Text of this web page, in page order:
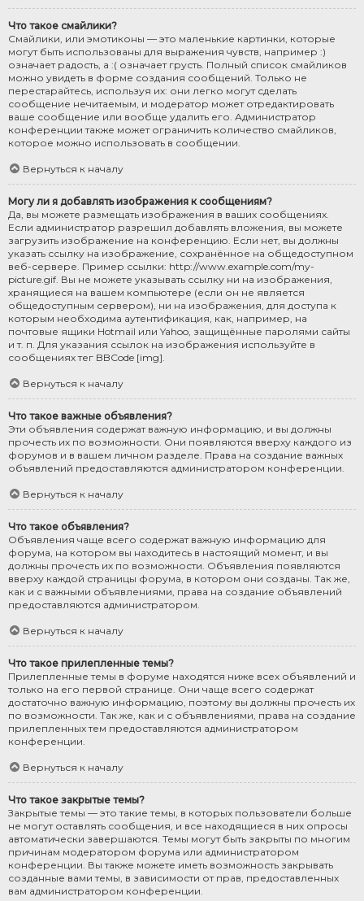
Что такое смайлики?
Смайлики, или эмотиконы — это маленькие картинки, которые
могут быть использованы для выражения чувств, например :)
означает радость, а :( означает грусть. Полный список смайликов
можно увидеть в форме создания сообщений. Только не
перестарайтесь, используя их: они легко могут сделать
сообщение нечитаемым, и модератор может отредактировать
ваше сообщение или вообще удалить его. Администратор
конференции также может ограничить количество смайликов,
которое можно использовать в сообщении.
Вернуться к началу
Могу ли я добавлять изображения к сообщениям?
Да, вы можете размещать изображения в ваших сообщениях.
Если администратор разрешил добавлять вложения, вы можете
загрузить изображение на конференцию. Если нет, вы должны
указать ссылку на изображение, сохранённое на общедоступном
веб-сервере. Пример ссылки: http://www.example.com/my-
picture.gif. Вы не можете указывать ссылку ни на изображения,
хранящиеся на вашем компьютере (если он не является
общедоступным сервером), ни на изображения, для доступа к
которым необходима аутентификация, как, например, на
почтовые ящики Hotmail или Yahoo, защищённые паролями сайты
и т. п. Для указания ссылок на изображения используйте в
сообщениях тег BBCode [img].
Вернуться к началу
Что такое важные объявления?
Эти объявления содержат важную информацию, и вы должны
прочесть их по возможности. Они появляются вверху каждого из
форумов и в вашем личном разделе. Права на создание важных
объявлений предоставляются администратором конференции.
Вернуться к началу
Что такое объявления?
Объявления чаще всего содержат важную информацию для
форума, на котором вы находитесь в настоящий момент, и вы
должны прочесть их по возможности. Объявления появляются
вверху каждой страницы форума, в котором они созданы. Так же,
как и с важными объявлениями, права на создание объявлений
предоставляются администратором.
Вернуться к началу
Что такое прилепленные темы?
Прилепленные темы в форуме находятся ниже всех объявлений и
только на его первой странице. Они чаще всего содержат
достаточно важную информацию, поэтому вы должны прочесть их
по возможности. Так же, как и с объявлениями, права на создание
прилепленных тем предоставляются администратором
конференции.
Вернуться к началу
Что такое закрытые темы?
Закрытые темы — это такие темы, в которых пользователи больше
не могут оставлять сообщения, и все находящиеся в них опросы
автоматически завершаются. Темы могут быть закрыты по многим
причинам модератором форума или администратором
конференции. Вы также можете иметь возможность закрывать
созданные вами темы, в зависимости от прав, предоставленных
вам администратором конференции.